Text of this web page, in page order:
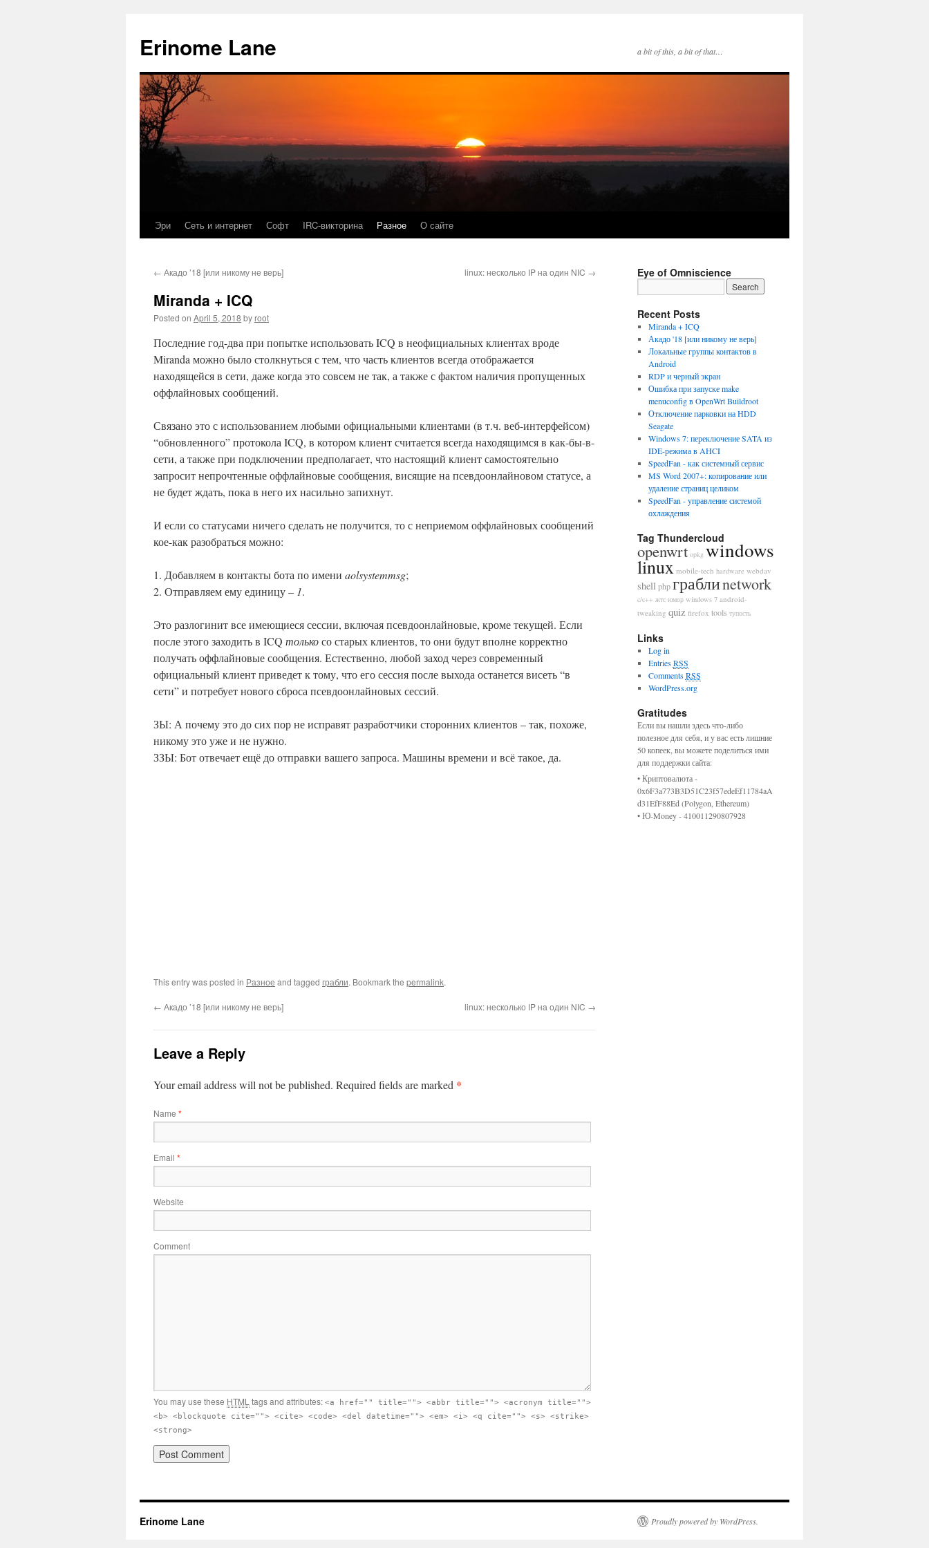
Erinome Lane a bit of this, a bit of that…
Эри Сеть и интернет Софт IRC-викторина Разное О сайте
← Акадо ’18 [или никому не верь] linux: несколько IP на один NIC →
Miranda + ICQ
Posted on April 5, 2018 by root
Последние год-два при попытке использовать ICQ в неофициальных клиентах вроде
Miranda можно было столкнуться с тем, что часть клиентов всегда отображается
находящейся в сети, даже когда это совсем не так, а также с фактом наличия пропущенных
оффлайновых сообщений.
Связано это с использованием любыми официальными клиентами (в т.ч. веб-интерфейсом)
“обновленного” протокола ICQ, в котором клиент считается всегда находящимся в как-бы-в-
сети, а также при подключении предполагает, что настоящий клиент самостоятельно
запросит непрочтенные оффлайновые сообщения, висящие на псевдоонлайновом статусе, а
не будет ждать, пока в него их насильно запихнут.
И если со статусами ничего сделать не получится, то с неприемом оффлайновых сообщений
кое-как разобраться можно:
1. Добавляем в контакты бота по имени aolsystemmsg;
2. Отправляем ему единицу – 1.
Это разлогинит все имеющиеся сессии, включая псевдоонлайновые, кроме текущей. Если
после этого заходить в ICQ толькосо старых клиентов, то они будут вполне корректно
получать оффлайновые сообщения. Естественно, любой заход через современный
официальный клиент приведет к тому, что его сессия после выхода останется висеть “в
сети” и потребует нового сброса псевдоонлайновых сессий.
ЗЫ: А почему это до сих пор не исправят разработчики сторонних клиентов – так, похоже,
никому это уже и не нужно.
ЗЗЫ: Бот отвечает ещё до отправки вашего запроса. Машины времени и всё такое, да.
This entry was posted in Разное and tagged грабли. Bookmark the permalink.
← Акадо ’18 [или никому не верь] linux: несколько IP на один NIC →
Leave a Reply
Your email address will not be published. Required fields are marked *
Name *
Email *
Website
Comment
You may use these HTML tags and attributes: <a href="" title=""> <abbr title=""> <acronym title="">
<b> <blockquote cite=""> <cite> <code> <del datetime=""> <em> <i> <q cite=""> <s> <strike>
<strong>
Eye of Omniscience
Recent Posts
Miranda + ICQ
Акадо '18 [или никому не верь]
Локальные группы контактов в
Android
RDP и черный экран
Ошибка при запуске make
menuconfig в OpenWrt Buildroot
Отключение парковки на HDD
Seagate
Windows 7: переключение SATA из
IDE-режима в AHCI
SpeedFan - как системный сервис
MS Word 2007+: копирование или
удаление страниц целиком
SpeedFan - управление системой
охлаждения
Tag Thundercloud
openwrt opkg windows
linux mobile-tech hardware webdav
shell phpграблиnetwork
c/c++ жтс юмор windows 7 android-
tweaking quiz firefox tools тупость
Links
Log in
EntriesRSS
CommentsRSS
WordPress.org
Gratitudes
Если вы нашли здесь что-либо
полезное для себя, и у вас есть лишние
50 копеек, вы можете поделиться ими
для поддержки сайта:
• Криптовалюта -
0x6F3a773B3D51C23f57edeEf11784aA
d31EfF88Ed (Polygon, Ethereum)
•Ю-Money - 410011290807928
Erinome Lane Proudly powered by WordPress.